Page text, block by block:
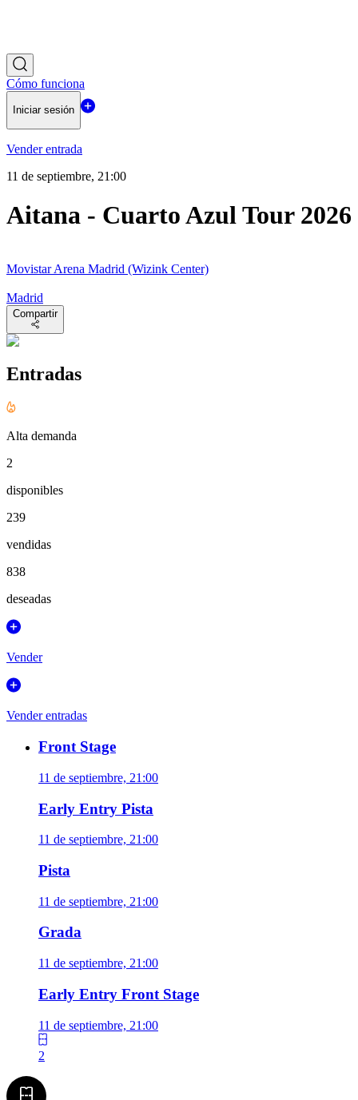
Cómo funciona
Iniciar sesión
Vender entrada
11 de septiembre, 21:00
Aitana - Cuarto Azul Tour 2026
Movistar Arena Madrid (Wizink Center)
Madrid
Compartir
Entradas
Alta demanda
2
disponibles
239
vendidas
838
deseadas
Vender
Vender entradas
Front Stage
11 de septiembre, 21:00
Early Entry Pista
11 de septiembre, 21:00
Pista
11 de septiembre, 21:00
Grada
11 de septiembre, 21:00
Early Entry Front Stage
11 de septiembre, 21:00
2